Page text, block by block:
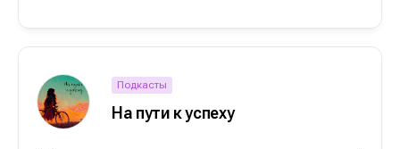
Подкасты
На пути к успеху